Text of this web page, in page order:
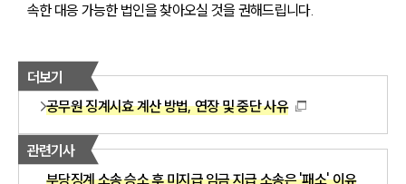
속한 대응 가능한 법인을 찾아오실 것을 권해드립니다.
더보기
공무원 징계시효 계산 방법, 연장 및 중단 사유
관련기사
부당징계 소송 승소 후 미지급 임금 지급 소송은 '패소' 이유